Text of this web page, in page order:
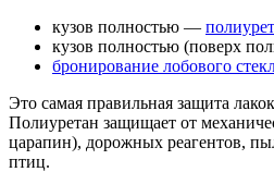
кузов полностью —
кузов полностью (поверх
бронирование лобового
Это самая правильная защита
Полиуретан защищает от
царапин), дорожных реагентов,
птиц.